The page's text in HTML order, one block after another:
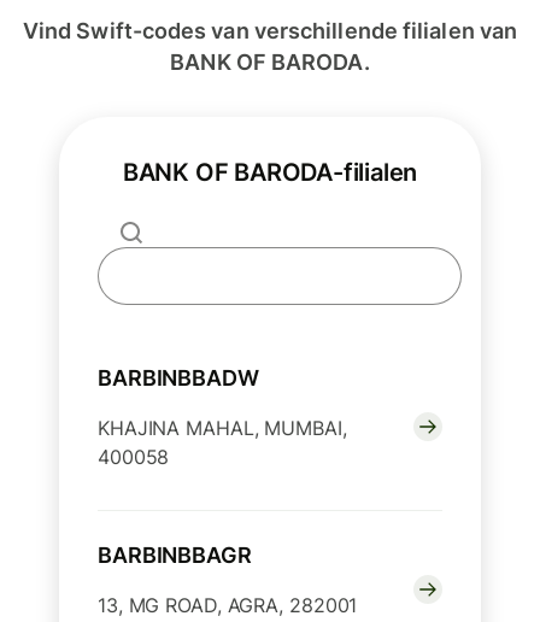
Vind Swift-codes van verschillende filialen van
BANK OF BARODA.
BANK OF BARODA-filialen
BARBINBBADW
KHAJINA MAHAL, MUMBAI,
400058
BARBINBBAGR
13, MG ROAD, AGRA, 282001